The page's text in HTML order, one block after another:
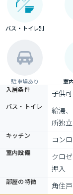
バス・トイレ別
駐車場あり 室
入居条件 子供
バス・トイレ
給湯
所独立
キッチン コン
室内設備
クロ
押入
部屋の特徴
角住